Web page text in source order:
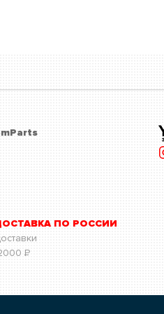
ПО РОССИИ
Р